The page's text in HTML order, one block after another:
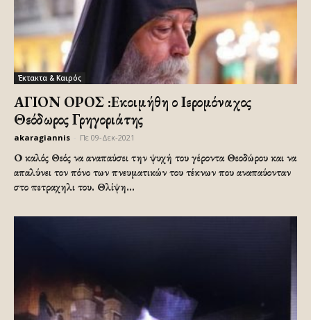
Έκτακτα & Καιρός
ΑΓΙΟΝ ΟΡΟΣ :Εκοιμήθη ο Ιερομόναχος
Θεόδωρος Γρηγοριάτης
akaragiannis Πε 09-Δεκ-2021
Ο καλός Θεός να αναπαύσει την ψυχή του γέροντα Θεοδώρου και να
απαλύνει τον πόνο των πνευματικών του τέκνων που αναπαύονταν
στο πετραχηλι του. Θλίψη...